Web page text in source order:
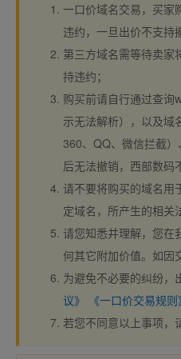
一口价域名交易，买家
违约，一旦出价不支持
第三方域名需等待卖家
持违约；
购买前请自行通过查询
示无法解析），以及域
360、QQ、微信拦截
后无法撤销，西部数码
请不要将购买的域名用
定域名，所产生的相关
请您知悉并理解，您在
何其它附加价值。如因
为避免不必要的纠纷，
议》
《一口价交易规则
若您不同意以上事项，